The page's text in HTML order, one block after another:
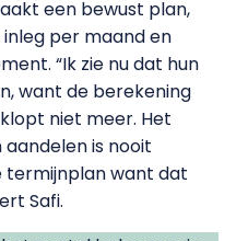
een bewust plan,
per maand en
“Ik zie nu dat hun
want de berekening
niet meer. Het
is nooit
termijnplan want dat
Safi.